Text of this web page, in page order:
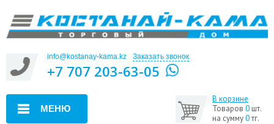
info@kostanay-kama.kz Заказать звонок
+7 707 203-63-05
МЕНЮ
В корзине
Товаров 0 шт.
на сумму0тг.